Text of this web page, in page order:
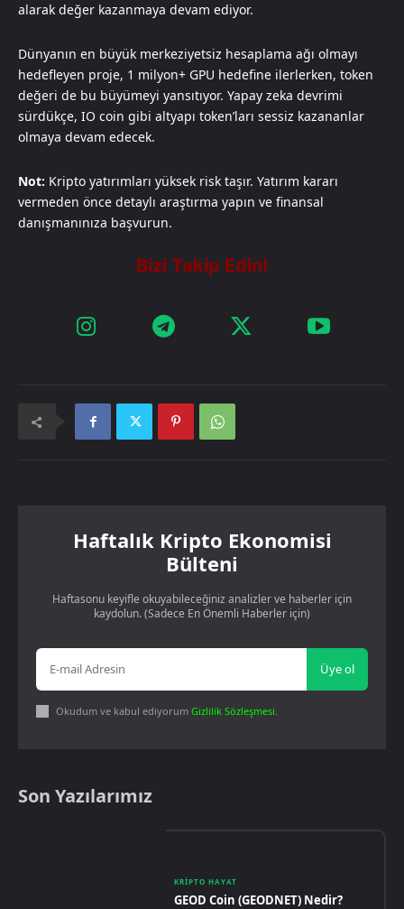
alarak değer kazanmaya devam ediyor.
Dünyanın en büyük merkeziyetsiz hesaplama ağı olmayı
hedefleyen proje, 1 milyon+ GPU hedefine ilerlerken, token
değeri de bu büyümeyi yansıtıyor. Yapay zeka devrimi
sürdükçe, IO coin gibi altyapı token’ları sessiz kazananlar
olmaya devam edecek.
Not: Kripto yatırımları yüksek risk taşır. Yatırım kararı
vermeden önce detaylı araştırma yapın ve finansal
danışmanınıza başvurun.​​​​​​​​​​​​​​​​
Haftalık Kripto Ekonomisi
Bülteni
Haftasonu keyifle okuyabileceğiniz analizler ve haberler için
kaydolun. (Sadece En Önemli Haberler için)
Üye ol
Okudum ve kabul ediyorum Gizlilik Sözleşmesi.
Son Yazılarımız
KRIPTO HAYAT
GEOD Coin (GEODNET) Nedir?